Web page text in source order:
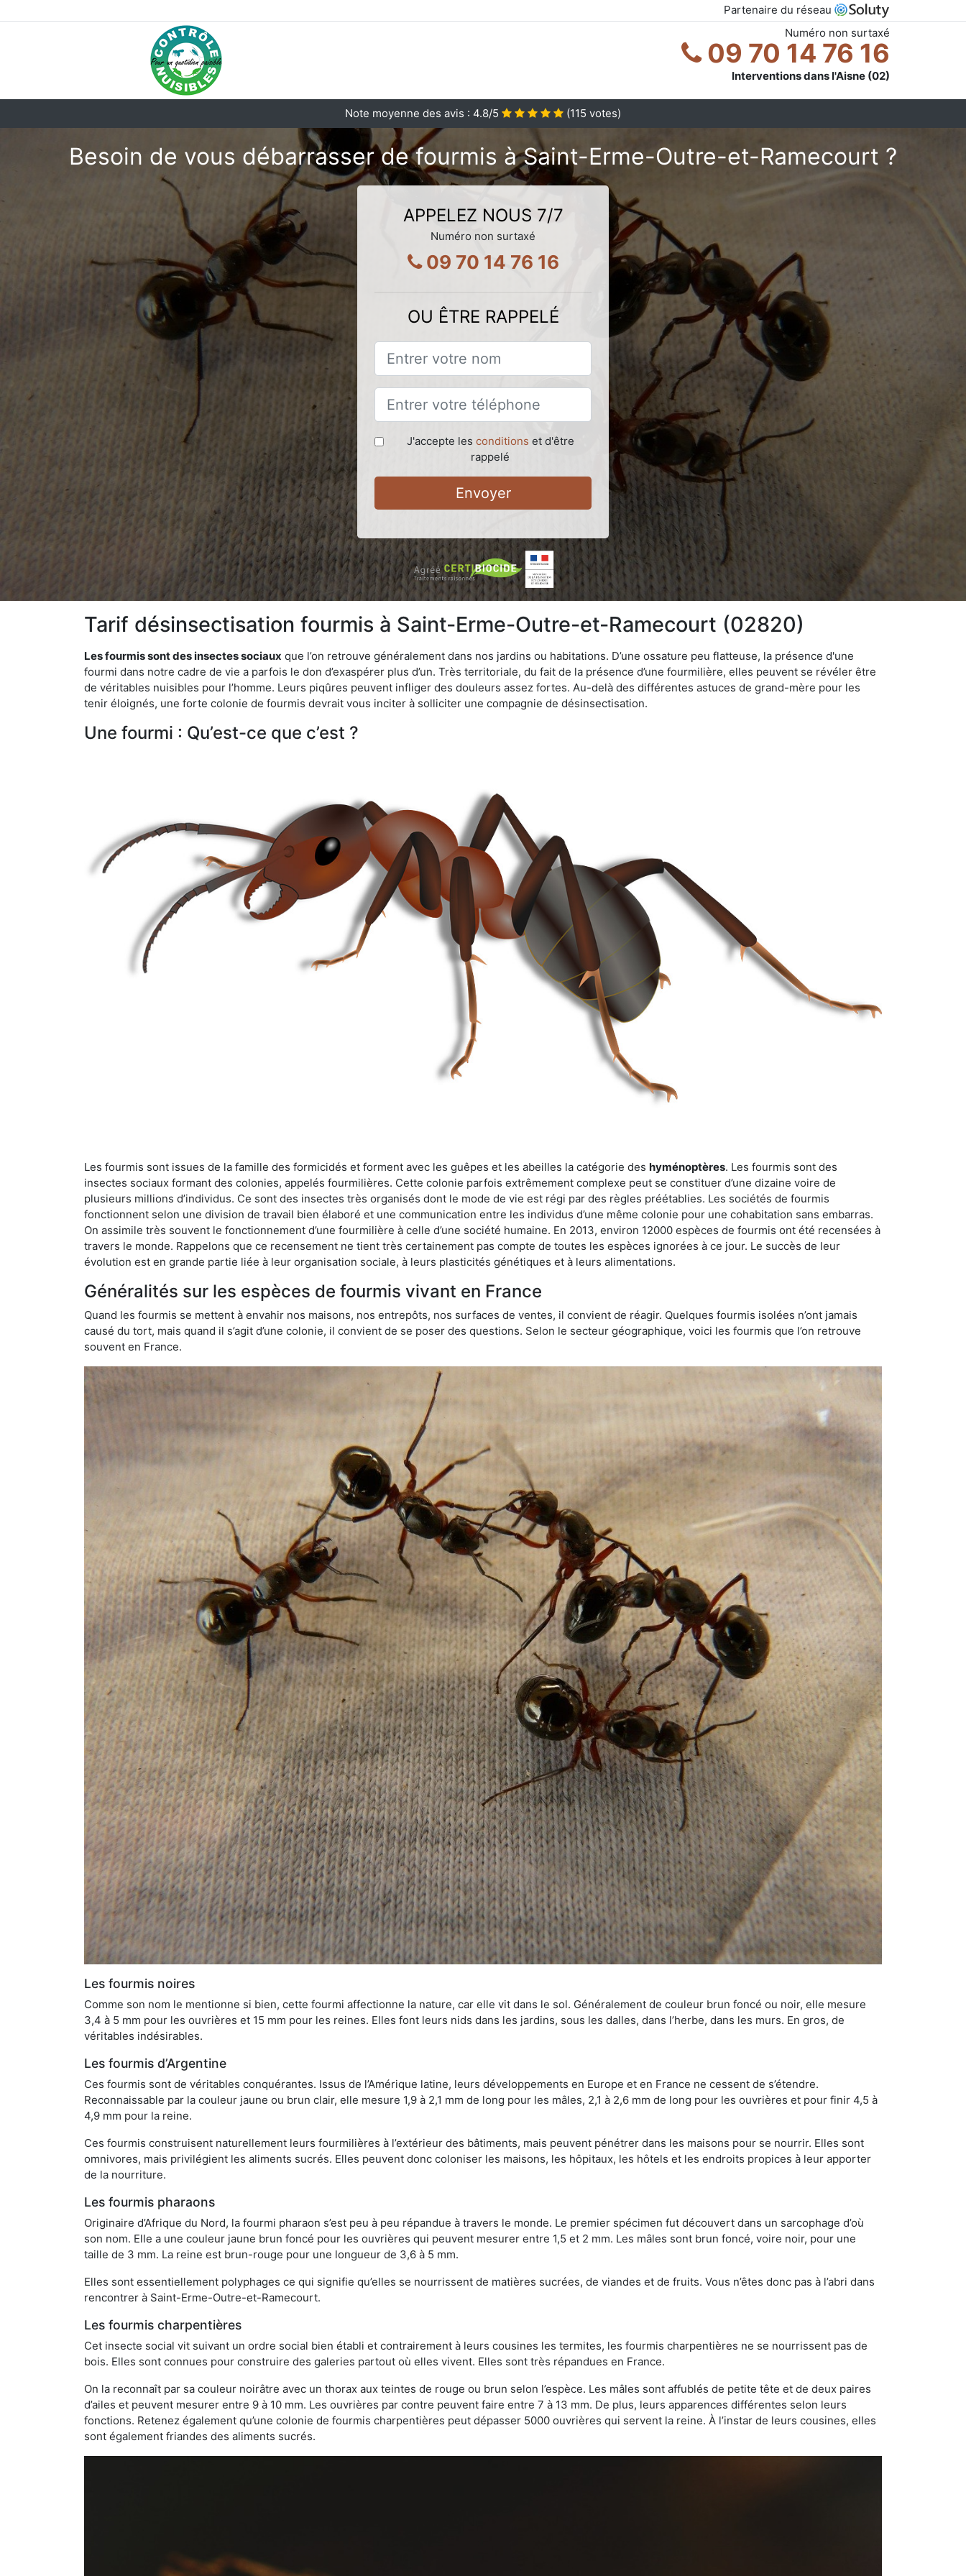
Partenaire du réseau
Numéro non surtaxé
09 70 14 76 16
Interventions dans l'Aisne (02)
Note moyenne des avis : 4.8/5 (115 votes)
Besoin de vous débarrasser de fourmis à Saint-Erme-Outre-et-Ramecourt ?
APPELEZ NOUS 7/7
Numéro non surtaxé
09 70 14 76 16
OU ÊTRE RAPPELÉ
J'accepte les conditions et d'être
rappelé
Envoyer
Tarif désinsectisation fourmis à Saint-Erme-Outre-et-Ramecourt (02820)
Les fourmis sont des insectes sociaux que l’on retrouve généralement dans nos jardins ou habitations. D’une ossature peu flatteuse, la présence d'une
fourmi dans notre cadre de vie a parfois le don d’exaspérer plus d’un. Très territoriale, du fait de la présence d’une fourmilière, elles peuvent se révéler être
de véritables nuisibles pour l’homme. Leurs piqûres peuvent infliger des douleurs assez fortes. Au-delà des différentes astuces de grand-mère pour les
tenir éloignés, une forte colonie de fourmis devrait vous inciter à solliciter une compagnie de désinsectisation.
Une fourmi : Qu’est-ce que c’est ?
Les fourmis sont issues de la famille des formicidés et forment avec les guêpes et les abeilles la catégorie des hyménoptères. Les fourmis sont des
insectes sociaux formant des colonies, appelés fourmilières. Cette colonie parfois extrêmement complexe peut se constituer d’une dizaine voire de
plusieurs millions d’individus. Ce sont des insectes très organisés dont le mode de vie est régi par des règles préétablies. Les sociétés de fourmis
fonctionnent selon une division de travail bien élaboré et une communication entre les individus d’une même colonie pour une cohabitation sans embarras.
On assimile très souvent le fonctionnement d’une fourmilière à celle d’une société humaine. En 2013, environ 12000 espèces de fourmis ont été recensées à
travers le monde. Rappelons que ce recensement ne tient très certainement pas compte de toutes les espèces ignorées à ce jour. Le succès de leur
évolution est en grande partie liée à leur organisation sociale, à leurs plasticités génétiques et à leurs alimentations.
Généralités sur les espèces de fourmis vivant en France
Quand les fourmis se mettent à envahir nos maisons, nos entrepôts, nos surfaces de ventes, il convient de réagir. Quelques fourmis isolées n’ont jamais
causé du tort, mais quand il s’agit d’une colonie, il convient de se poser des questions. Selon le secteur géographique, voici les fourmis que l’on retrouve
souvent en France.
Les fourmis noires
Comme son nom le mentionne si bien, cette fourmi affectionne la nature, car elle vit dans le sol. Généralement de couleur brun foncé ou noir, elle mesure
3,4 à 5 mm pour les ouvrières et 15 mm pour les reines. Elles font leurs nids dans les jardins, sous les dalles, dans l’herbe, dans les murs. En gros, de
véritables indésirables.
Les fourmis d’Argentine
Ces fourmis sont de véritables conquérantes. Issus de l’Amérique latine, leurs développements en Europe et en France ne cessent de s’étendre.
Reconnaissable par la couleur jaune ou brun clair, elle mesure 1,9 à 2,1 mm de long pour les mâles, 2,1 à 2,6 mm de long pour les ouvrières et pour finir 4,5 à
4,9 mm pour la reine.
Ces fourmis construisent naturellement leurs fourmilières à l’extérieur des bâtiments, mais peuvent pénétrer dans les maisons pour se nourrir. Elles sont
omnivores, mais privilégient les aliments sucrés. Elles peuvent donc coloniser les maisons, les hôpitaux, les hôtels et les endroits propices à leur apporter
de la nourriture.
Les fourmis pharaons
Originaire d’Afrique du Nord, la fourmi pharaon s’est peu à peu répandue à travers le monde. Le premier spécimen fut découvert dans un sarcophage d’où
son nom. Elle a une couleur jaune brun foncé pour les ouvrières qui peuvent mesurer entre 1,5 et 2 mm. Les mâles sont brun foncé, voire noir, pour une
taille de 3 mm. La reine est brun-rouge pour une longueur de 3,6 à 5 mm.
Elles sont essentiellement polyphages ce qui signifie qu’elles se nourrissent de matières sucrées, de viandes et de fruits. Vous n’êtes donc pas à l’abri dans
rencontrer à Saint-Erme-Outre-et-Ramecourt.
Les fourmis charpentières
Cet insecte social vit suivant un ordre social bien établi et contrairement à leurs cousines les termites, les fourmis charpentières ne se nourrissent pas de
bois. Elles sont connues pour construire des galeries partout où elles vivent. Elles sont très répandues en France.
On la reconnaît par sa couleur noirâtre avec un thorax aux teintes de rouge ou brun selon l’espèce. Les mâles sont affublés de petite tête et de deux paires
d’ailes et peuvent mesurer entre 9 à 10 mm. Les ouvrières par contre peuvent faire entre 7 à 13 mm. De plus, leurs apparences différentes selon leurs
fonctions. Retenez également qu’une colonie de fourmis charpentières peut dépasser 5000 ouvrières qui servent la reine. À l’instar de leurs cousines, elles
sont également friandes des aliments sucrés.